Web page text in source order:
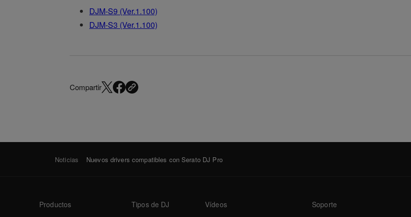
DJM-S9 (Ver.1.100)
DJM-S3 (Ver.1.100)
Compartir
Noticias Nuevos drivers compatibles con Serato DJ Pro
Productos Tipos de DJ Vídeos Soporte